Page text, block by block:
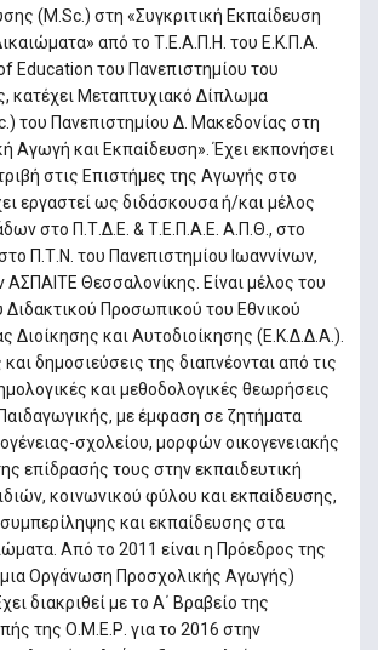
(M.Sc.) στη «Συγκριτική Εκπαίδευση
από το Τ.Ε.Α.Π.Η. του Ε.Κ.Π.Α.
Education του Πανεπιστημίου του
κατέχει Μεταπτυχιακό Δίπλωμα
του Πανεπιστημίου Δ. Μακεδονίας στη
Αγωγή και Εκπαίδευση». Έχει εκπονήσει
στις Επιστήμες της Αγωγής στο
εργαστεί ως διδάσκουσα ή/και μέλος
στο Π.Τ.Δ.Ε. & Τ.Ε.Π.Α.Ε. Α.Π.Θ., στο
Π.Τ.Ν. του Πανεπιστημίου Ιωαννίνων,
ΑΣΠΑΙΤΕ Θεσσαλονίκης. Είναι μέλος του
Προσωπικού του Εθνικού
Διοίκησης και Αυτοδιοίκησης (Ε.Κ.Δ.Δ.Α.).
δημοσιεύσεις της διαπνέονται από τις
και μεθοδολογικές θεωρήσεις
με έμφαση σε ζητήματα
σχολείου, μορφών οικογενειακής
επίδρασής τους στην εκπαιδευτική
κοινωνικού φύλου και εκπαίδευσης,
και εκπαίδευσης στα
Από το 2011 είναι η Πρόεδρος της
Οργάνωση Προσχολικής Αγωγής)
διακριθεί με το Α΄ Βραβείο της
της Ο.Μ.Ε.Ρ. για το 2016 στην